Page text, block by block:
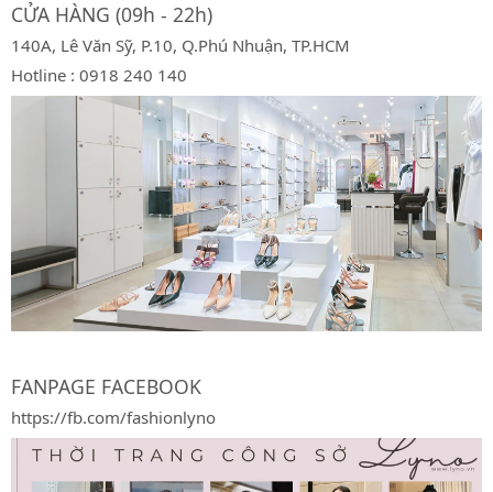
CỬA HÀNG (09h - 22h)
140A, Lê Văn Sỹ, P.10, Q.Phú Nhuận, TP.HCM
Hotline : 0918 240 140
FANPAGE FACEBOOK
https://fb.com/fashionlyno